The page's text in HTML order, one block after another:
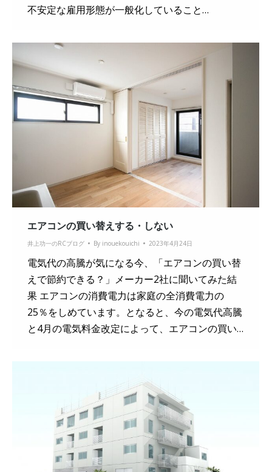
不安定な雇用形態が一般化していること…
エアコンの買い替えする・しない
井上功一のRCブログ By inouekouichi 2023年4月24日
電気代の高騰が気になる今、「エアコンの買い替
えで節約できる？」メーカー2社に聞いてみた結
果 エアコンの消費電力は家庭の全消費電力の
25％をしめています。となると、今の電気代高騰
と4月の電気料金改定によって、エアコンの買い…